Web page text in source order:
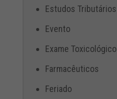
Estudos Tributários
Evento
Exame Toxicológico
Farmacêuticos
Feriado